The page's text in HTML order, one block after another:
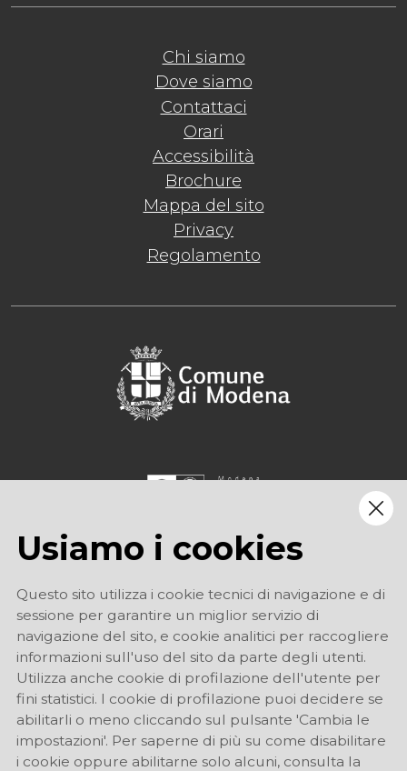
Chi siamo
Dove siamo
Contattaci
Orari
Accessibilità
Brochure
Mappa del sito
Privacy
Regolamento
Usiamo i cookies
Questo sito utilizza i cookie tecnici di navigazione e di
sessione per garantire un miglior servizio di
navigazione del sito, e cookie analitici per raccogliere
informazioni sull'uso del sito da parte degli utenti.
Utilizza anche cookie di profilazione dell'utente per
fini statistici. I cookie di profilazione puoi decidere se
abilitarli o meno cliccando sul pulsante 'Cambia le
impostazioni'. Per saperne di più su come disabilitare
i cookie oppure abilitarne solo alcuni, consulta la